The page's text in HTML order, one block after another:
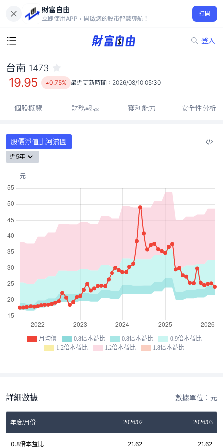
財富自由
立即使用APP，開啟您的股市智慧導航！
打開
登入
19.95
0.75%
台南 1473
19.95 0.75% 最近更新時間： 2026/08/10 05:30
個股概覽 財務報表 獲利能力 安全性分析
股價淨值比河流圖
近5年
月均價 0.8倍本益比 0.8倍本益比
0.9倍本益比
1.2倍本益比
1.2倍本益比 1.8倍本益比
詳細數據 數據單位：元
年度/月份 2026/02 2026/03
0.8倍本益比 21.62 21.62